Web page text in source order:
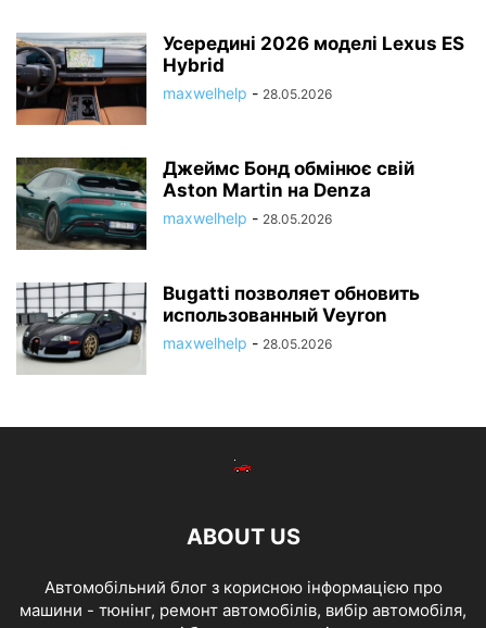
Усередині 2026 моделі Lexus ES
Hybrid
maxwelhelp - 28.05.2026
Джеймс Бонд обмінює свій
Aston Martin на Denza
maxwelhelp - 28.05.2026
Bugatti позволяет обновить
использованный Veyron
maxwelhelp - 28.05.2026
ABOUT US
Автомобільний блог з корисною інформацією про
машини - тюнінг, ремонт автомобілів, вибір автомобіля,